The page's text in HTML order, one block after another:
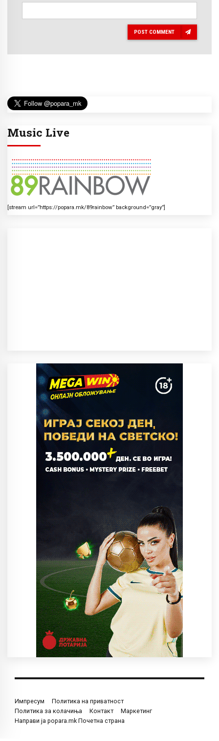
POST COMMENT
Music Live
[stream url=”https://popara.mk/89rainbow” background=”gray”]
Импресум
Политика на приватност
Политика за колачиња
Контакт
Маркетинг
Направи ја popara.mk Почетна страна